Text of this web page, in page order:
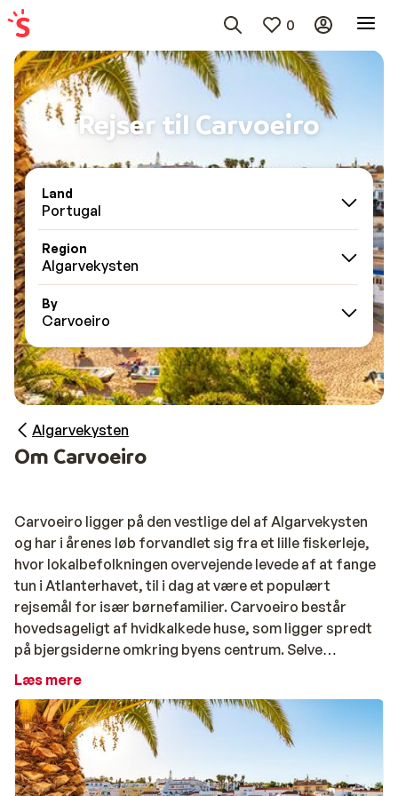
0
Rejser til Carvoeiro
Land
Portugal
Region
Algarvekysten
By
Carvoeiro
Algarvekysten
Om Carvoeiro
Carvoeiro ligger på den vestlige del af Algarvekysten
og har i årenes løb forvandlet sig fra et lille fiskerleje,
hvor lokalbefolkningen overvejende levede af at fange
tun i Atlanterhavet, til i dag at være et populært
rejsemål for især børnefamilier. Carvoeiro består
hovedsageligt af hvidkalkede huse, som ligger spredt
på bjergsiderne omkring byens centrum. Selve
Carvoeiros centrum er ganske lille og består af to
byen findes et mindre udvalg af forretninger samt
masser af gode restauranter og hyggelige caféer. Vil
du have et hurtigt overblik over byen, kører det lille
turisttog en rundtur i byen og området flere gange i
Læs mere